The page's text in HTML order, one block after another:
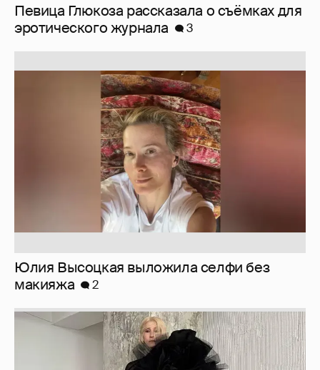
Певица Глюкоза рассказала о съёмках для
эротического журнала
3
Юлия Высоцкая выложила селфи без
макияжа
2